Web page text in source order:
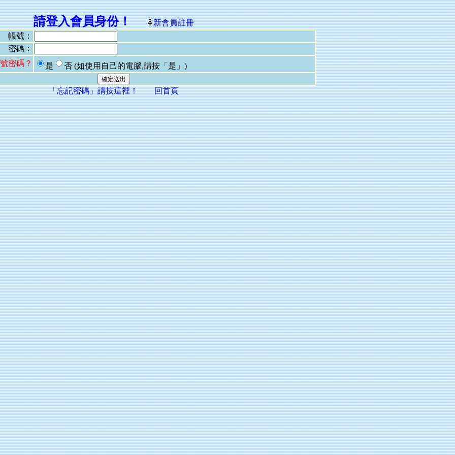
請登入會員身份！
新會員註冊
帳號：
密碼：
密碼？
是 否 (如使用自己的電腦,請按「是」)
「忘記密碼」請按這裡！ 回首頁